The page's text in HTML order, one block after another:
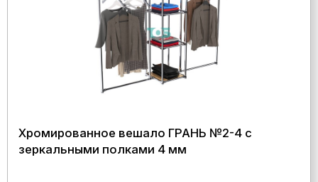
Хромированное вешало ГРАНЬ №2-4 с
зеркальными полками 4 мм